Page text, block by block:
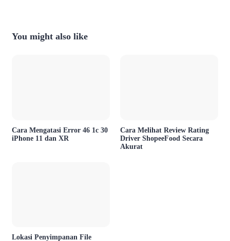
You might also like
Cara Mengatasi Error 46 1c 30
iPhone 11 dan XR
Cara Melihat Review Rating
Driver ShopeeFood Secara
Akurat
Lokasi Penyimpanan File